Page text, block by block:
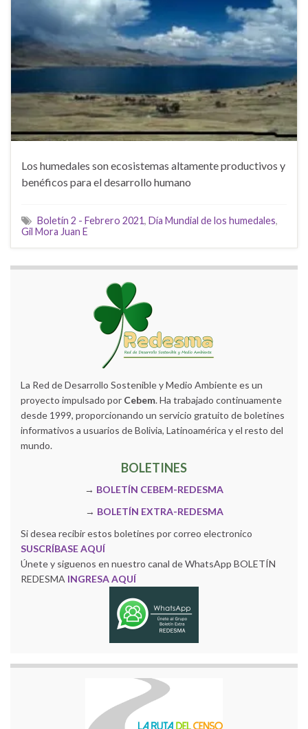
Los humedales son ecosistemas altamente productivos y
benéficos para el desarrollo humano
Boletín 2 - Febrero 2021, Día Mundial de los humedales,
Gil Mora Juan E
La Red de Desarrollo Sostenible y Medio Ambiente es un
proyecto impulsado por Cebem. Ha trabajado continuamente
desde 1999, proporcionando un servicio gratuito de boletines
informativos a usuarios de Bolivia, Latinoamérica y el resto del
mundo.
BOLETINES
→ BOLETÍN CEBEM-REDESMA
→ BOLETÍN EXTRA-REDESMA
Si desea recibir estos boletines por correo electronico
SUSCRÍBASE AQUÍ
Únete y siguenos en nuestro canal de WhatsApp BOLETÍN
REDESMA INGRESA AQUÍ